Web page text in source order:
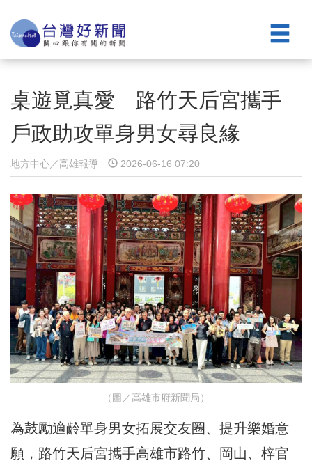
桌遊覓真愛 路竹天后宮攜手
戶政助攻單身男女尋良緣
地方中心／高雄報導 2026-06-16 07:20
（圖／高雄市府新聞局）
為鼓勵適齡單身男女拓展交友圈、提升樂婚意
願，路竹天后宮攜手高雄市路竹、岡山、梓官